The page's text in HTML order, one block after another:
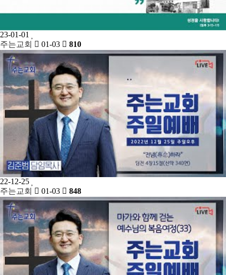
23-01-01
주는교회
01-03 810
22-12-25
주는교회
01-03 848